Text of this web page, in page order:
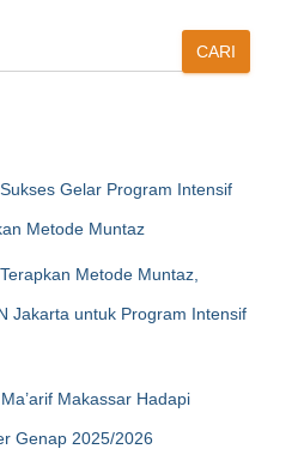
CARI
Gelar Program Intensif
Metode Muntaz
Metode Muntaz,
Jakarta untuk Program Intensif
Makassar Hadapi
Genap 2025/2026